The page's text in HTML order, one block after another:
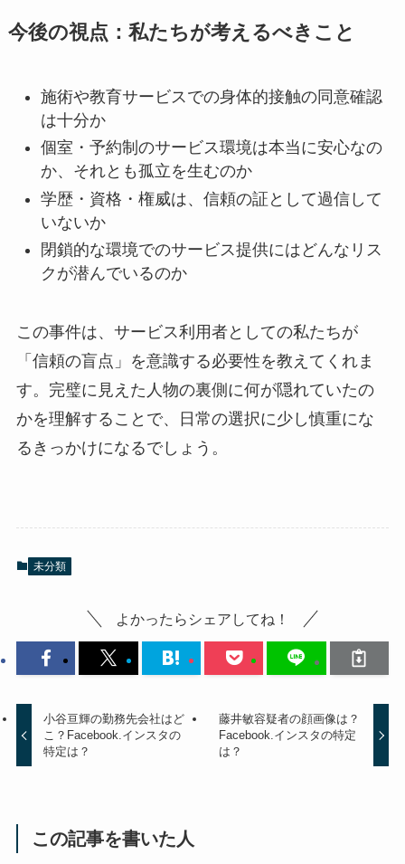
今後の視点：私たちが考えるべきこと
施術や教育サービスでの身体的接触の同意確認
は十分か
個室・予約制のサービス環境は本当に安心なの
か、それとも孤立を生むのか
学歴・資格・権威は、信頼の証として過信して
いないか
閉鎖的な環境でのサービス提供にはどんなリス
クが潜んでいるのか
この事件は、サービス利用者としての私たちが
「信頼の盲点」を意識する必要性を教えてくれま
す。完璧に見えた人物の裏側に何が隠れていたの
かを理解することで、日常の選択に少し慎重にな
るきっかけになるでしょう。
未分類
よかったらシェアしてね！
小谷亘輝の勤務先会社はど
こ？Facebook.インスタの
特定は？
藤井敏容疑者の顔画像は？
Facebook.インスタの特定
は？
この記事を書いた人